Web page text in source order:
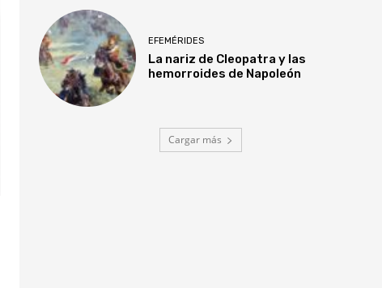
EFEMÉRIDES
La nariz de Cleopatra y las
hemorroides de Napoleón
Cargar más